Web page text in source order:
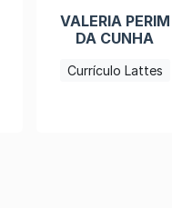
VALERIA PERIM
DA CUNHA
Currículo Lattes